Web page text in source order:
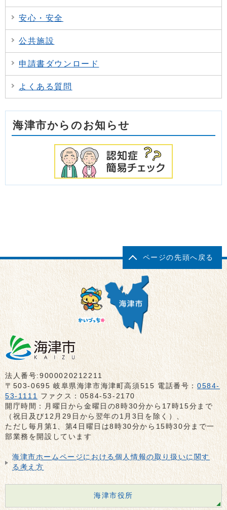
安心・安全
公共施設
申請書ダウンロード
よくある質問
海津市からのお知らせ
ページの先頭へ戻る
法人番号:9000020212211
〒503-0695 岐阜県海津市海津町高須515 電話番号：0584-
53-1111 ファクス：0584-53-2170
開庁時間：月曜日から金曜日の8時30分から17時15分まで
（祝日及び12月29日から翌年の1月3日を除く）、
ただし毎月第1、第4日曜日は8時30分から15時30分まで一
部業務を開設しています
海津市ホームページにおける個人情報の取り扱いに関す
る考え方
海津市役所